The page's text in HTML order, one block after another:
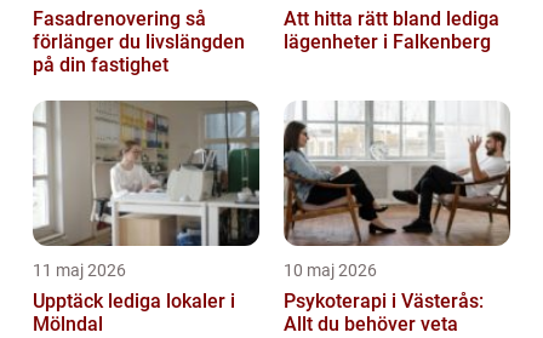
Fasadrenovering så
förlänger du livslängden
på din fastighet
Att hitta rätt bland lediga
lägenheter i Falkenberg
11 maj 2026
Upptäck lediga lokaler i
Mölndal
10 maj 2026
Psykoterapi i Västerås:
Allt du behöver veta